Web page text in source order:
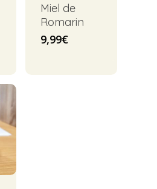
Miel de
Romarin
9,99€